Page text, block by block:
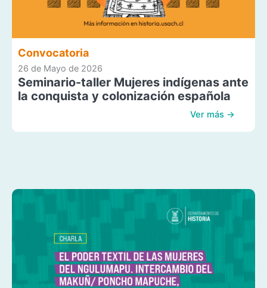
Convocatoria
26 de Mayo de 2026
Seminario-taller Mujeres indígenas ante
la conquista y colonización española
Ver más →